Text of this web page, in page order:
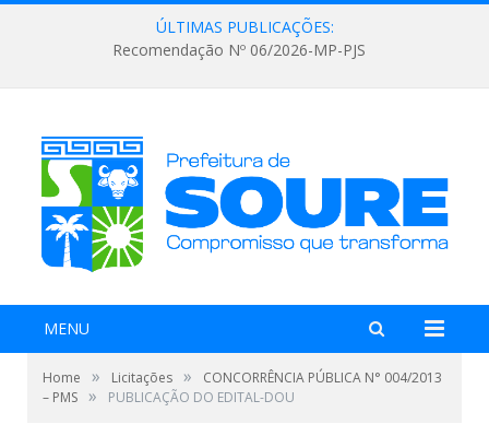
ÚLTIMAS PUBLICAÇÕES:
Recomendação Nº 06/2026-MP-PJS
MENU
Home » Licitações »
CONCORRÊNCIA PÚBLICA N° 004/2013
– PMS » PUBLICAÇÃO DO EDITAL-DOU